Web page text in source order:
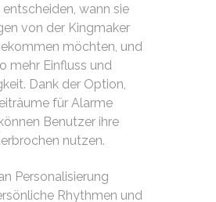
wann sie
von der Kingmaker
möchten, und
mehr Einfluss und
Dank der Option,
für Alarme
Benutzer ihre
nutzen.
Personalisierung
Rhythmen und